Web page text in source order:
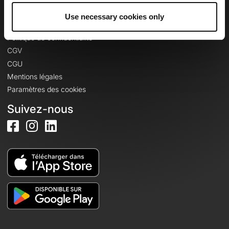
Use necessary cookies only
Informations légales
Politique de confidentialité
CGV
CGU
Mentions légales
Paramètres des cookies
Suivez-nous